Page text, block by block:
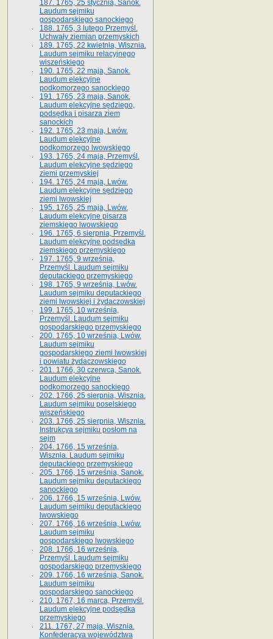
187. 1765, 25 stycznia, Sanok.
Laudum sejmiku
gospodarskiego sanockiego
188. 1765, 3 lutego Przemyśl.
Uchwały ziemian przemyskich
189. 1765, 22 kwietnia, Wisznia.
Laudum sejmiku relacyjnego
wiszeńskiego
190. 1765, 22 maja, Sanok.
Laudum elekcyjne
podkomorzego sanockiego
191. 1765, 23 maja, Sanok.
Laudum elekcyjne sędziego,
podsędka i pisarza ziem
sanockich
192. 1765, 23 maja, Lwów.
Laudum elekcyjne
podkomorzego lwowskiego
193. 1765, 24 maja, Przemyśl.
Laudum elekcyjne sędziego
ziemi przemyskiej
194. 1765, 24 maja, Lwów.
Laudum elekcyjne sędziego
ziemi lwowskiej
195. 1765, 25 maja, Lwów.
Laudum elekcyjne pisarza
ziemskiego lwowskiego
196. 1765, 6 sierpnia, Przemyśl.
Laudum elekcyjne podsędka
ziemskiego przemyskiego
197. 1765, 9 września,
Przemyśl. Laudum sejmiku
deputackiego przemyskiego
198. 1765, 9 września, Lwów.
Laudum sejmiku deputackiego
ziemi lwowskiej i żydaczowskiej
199. 1765, 10 września,
Przemyśl. Laudum sejmiku
gospodarskiego przemyskiego
200. 1765, 10 września, Lwów.
Laudum sejmiku
gospodarskiego ziemi lwowskiej
i powiatu żydaczowskiego
201. 1766, 30 czerwca, Sanok.
Laudum elekcyjne
podkomorzego sanockiego
202. 1766, 25 sierpnia, Wisznia.
Laudum sejmiku poselskiego
wiszeńskiego
203. 1766, 25 sierpnia, Wisznia.
Instrukcya sejmiku posłom na
sejm
204. 1766, 15 września,
Wisznia. Laudum sejmiku
deputackiego przemyskiego
205. 1766, 15 września, Sanok.
Laudum sejmiku deputackiego
sanockiego
206. 1766, 15 września, Lwów.
Laudum sejmiku deputackiego
lwowskiego
207. 1766, 16 września, Lwów.
Laudum sejmiku
gospodarskiego lwowskiego
208. 1766, 16 września,
Przemyśl. Laudum sejmiku
gospodarskiego przemyskiego
209. 1766, 16 września, Sanok.
Laudum sejmiku
gospodarskiego sanockiego
210. 1767, 16 marca, Przemyśl.
Laudum elekcyjne podsędka
przemyskiego
211. 1767, 27 maja, Wisznia.
Konfederacya województwa